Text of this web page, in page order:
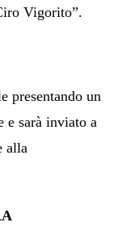
Vigorito”.
presentando un
e sarà inviato a
alla